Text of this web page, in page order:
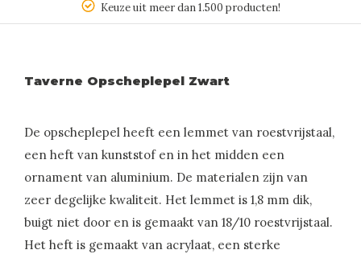
Keuze uit meer dan 1.500 producten!
Taverne Opscheplepel Zwart
De opscheplepel heeft een lemmet van roestvrijstaal,
een heft van kunststof en in het midden een
ornament van aluminium. De materialen zijn van
zeer degelijke kwaliteit. Het lemmet is 1,8 mm dik,
buigt niet door en is gemaakt van 18/10 roestvrijstaal.
Het heft is gemaakt van acrylaat, een sterke